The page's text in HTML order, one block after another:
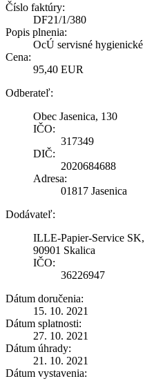
Číslo faktúry:
DF21/1/380
Popis plnenia:
OcÚ servisné hygienické
Cena:
95,40 EUR
Odberateľ:
Obec Jasenica, 130
IČO:
317349
DIČ:
2020684688
Adresa:
01817 Jasenica
Dodávateľ:
ILLE-Papier-Service
90901 Skalica
IČO:
36226947
Dátum doručenia:
15. 10. 2021
Dátum splatnosti:
27. 10. 2021
Dátum úhrady:
21. 10. 2021
Dátum vystavenia: